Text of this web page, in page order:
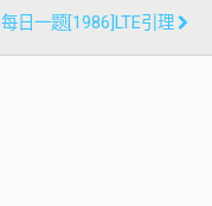
每日一题[1986]LTE引理